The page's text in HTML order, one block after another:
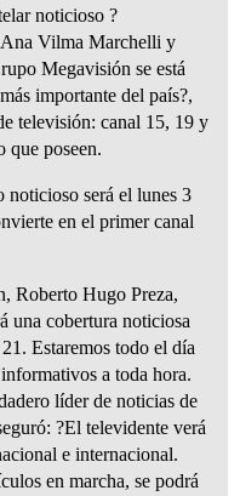
noticioso ?
Ana Vilma Marchelli y
Megavisión se está
importante del país?,
televisión: canal 15, 19 y
que poseen.
noticioso será el lunes 3
en el primer canal
Roberto Hugo Preza,
una cobertura noticiosa
Estaremos todo el día
a toda hora.
líder de noticias de
?El televidente verá
e internacional.
en marcha, se podrá